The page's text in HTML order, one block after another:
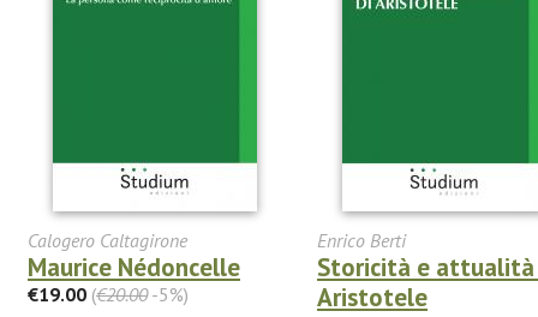
Calogero Caltagirone
Maurice Nédoncelle
€19.00 (€20.00-5%)
Enrico Berti
Storicità e
Aristotele